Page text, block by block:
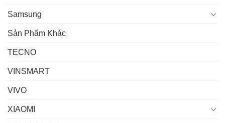
Samsung
Sản Phẩm Khác
TECNO
VINSMART
VIVO
XIAOMI